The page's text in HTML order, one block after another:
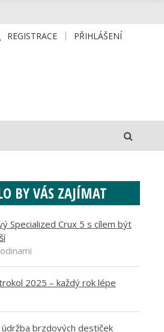
REGISTRACE PŘIHLÁŠENÍ
BY VÁS ZAJÍMAT
Specialized Crux 5 s cílem být
2025 – každý rok lépe
údržba brzdových destiček